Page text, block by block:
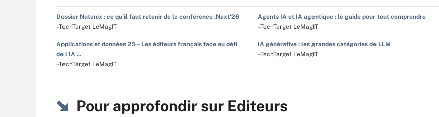
Dossier Nutanix : ce qu'il faut retenir de la conférence .Next'26
–TechTarget LeMagIT
Agents IA et IA agentique : le guide pour tout comprendre
–TechTarget LeMagIT
Applications et données 25 – Les éditeurs français face au défi
de l'IA ...
–TechTarget LeMagIT
IA générative : les grandes catégories de LLM
–TechTarget LeMagIT
Pour approfondir sur Editeurs